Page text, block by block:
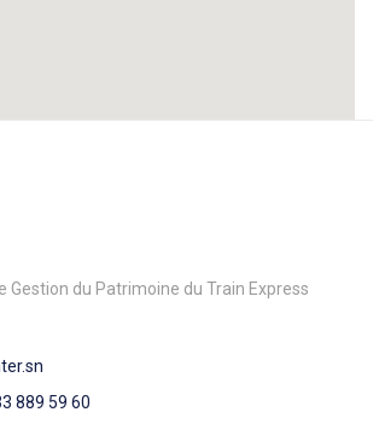
Gestion du Patrimoine du Train Express
889 59 60